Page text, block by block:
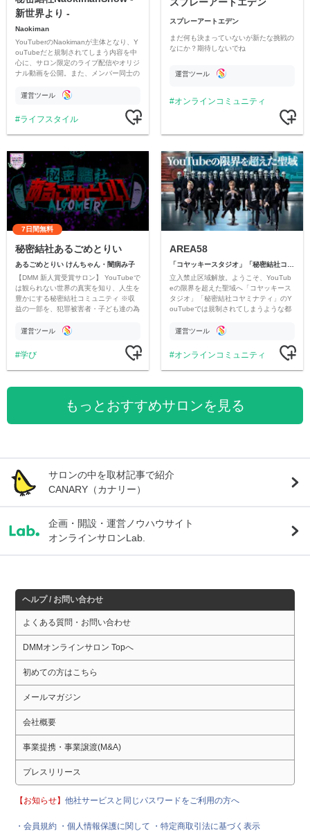
新世界より -
Naokiman
YouTuberのNaokimanが主体となり、Y
ouTubeだと規制されてしまう内容を中
心に、サロン限定のライブ配信やオリジ
ナル動画を公開。また、メンバー同士の
ただいています。
運営ツール
ライフスタイル
スプレーアートエデン
まだ何も決まっていないが新たな挑戦の
なにか？期待しないでね
運営ツール
オンラインコミュニティ
7日間無料
秘密結社あるごめとりい
あるごめとりい けんちゃん・闇病み子
【DMM 新人賞受賞サロン】 YouTubeで
は観られない世界の真実を知り、人生を
豊かにする秘密結社コミュニティ ※収
益の一部を、犯罪被害者・子ども達の為
す運営ツール
学び
AREA58
立入禁止区域解放。ようこそ、YouTub
eの限界を超えた聖域へ「コヤッキース
タジオ」「秘密結社コヤミナティ」のY
ouTubeでは規制されてしまうような都
公開。
運営ツール
オンラインコミュニティ
もっとおすすめサロンを見る
サロンの中を取材記事で紹介
CANARY（カナリー）
企画・開設・運営ノウハウサイト
オンラインサロンLab.
ヘルプ / お問い合わせ
よくある質問・お問い合わせ
DMMオンラインサロン Topへ
初めての方はこちら
メールマガジン
会社概要
事業提携・事業譲渡(M&A)
プレスリリース
【お知らせ】他社サービスと同じパスワードをご利用の方へ
・会員規約 ・個人情報保護に関して ・特定商取引法に基づく表示